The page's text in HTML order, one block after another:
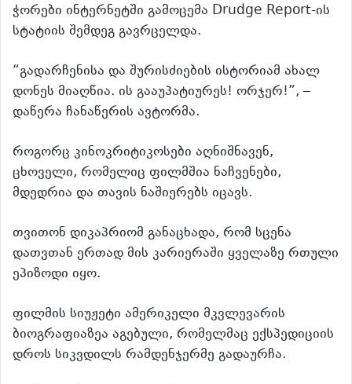
ჭორები ინტერნეტში გამოცემა Drudge Report-ის
სტატიის შემდეგ გავრცელდა.
“გადარჩენისა და შურისძიების ისტორიამ ახალ
დონეს მიაღწია. ის გააუპატიურეს! ორჯერ!”, –
დაწერა ჩანაწერის ავტორმა.
როგორც კინოკრიტიკოსები აღნიშნავენ,
ცხოველი, რომელიც ფილმშია ნაჩვენები,
მდედრია და თავის ნაშიერებს იცავს.
თვითონ დიკაპრიომ განაცხადა, რომ სცენა
დათვთან ერთად მის კარიერაში ყველაზე რთული
ეპიზოდი იყო.
ფილმის სიუჟეტი ამერიკელი მკვლევარის
ბიოგრაფიაზეა აგებული, რომელმაც ექსპედიციის
დროს სიკვდილს რამდენჯერმე გადაურჩა.